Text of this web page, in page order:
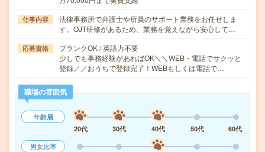
仕事内容
法律事務所で弁護士や所員のサポート業務をお任せしま
す。OJT研修があるため、業務を覚えながら安心して…
応募資格
ブランクOK / 英語力不要
少しでも事務経験があればOK＼＼WEB・電話でサクッと
登録／／おうちで登録完了！WEBもしくは電話で…
職場の雰囲気
年齢層
20代
30代 40代 50代
60代
男女比率